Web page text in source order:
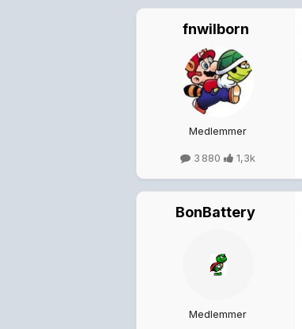
fnwilborn
Medlemmer
3 880 1,3k
BonBattery
Medlemmer